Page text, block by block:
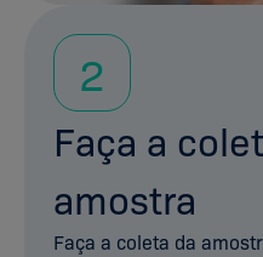
2
Faça a
amostra
Faça a coleta da